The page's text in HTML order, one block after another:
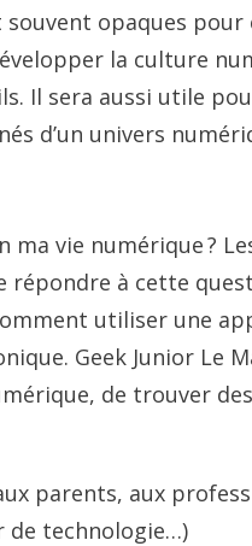
opaques
la culture
Il sera aussi utile
d’un univers
ma vie numérique ?
répondre à cette
utiliser une
Geek Junior Le
de trouver
parents, aux
de technologie…)